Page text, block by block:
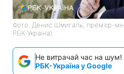
Фото: Денис Шмигаль, прем'єр-
РБК-Україна)
Не витрачай час на шум!
РБК-Україна у Google